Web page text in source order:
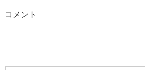
コメント